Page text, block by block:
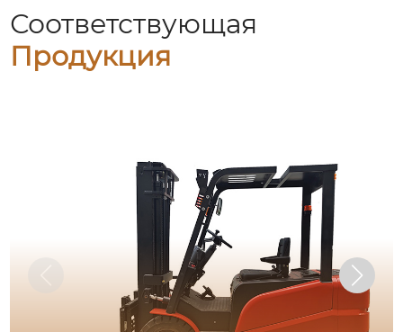
Соответствующая
Продукция